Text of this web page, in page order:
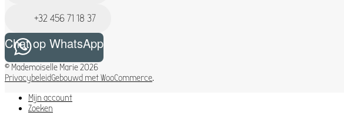
+32 456 71 18 37
Chat op WhatsApp
© Mademoiselle Marie 2026
PrivacybeleidGebouwd met WooCommerce.
Mijn account
Zoeken